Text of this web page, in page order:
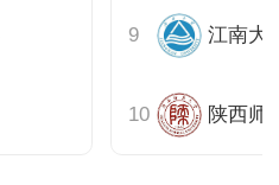
江南大
陕西师